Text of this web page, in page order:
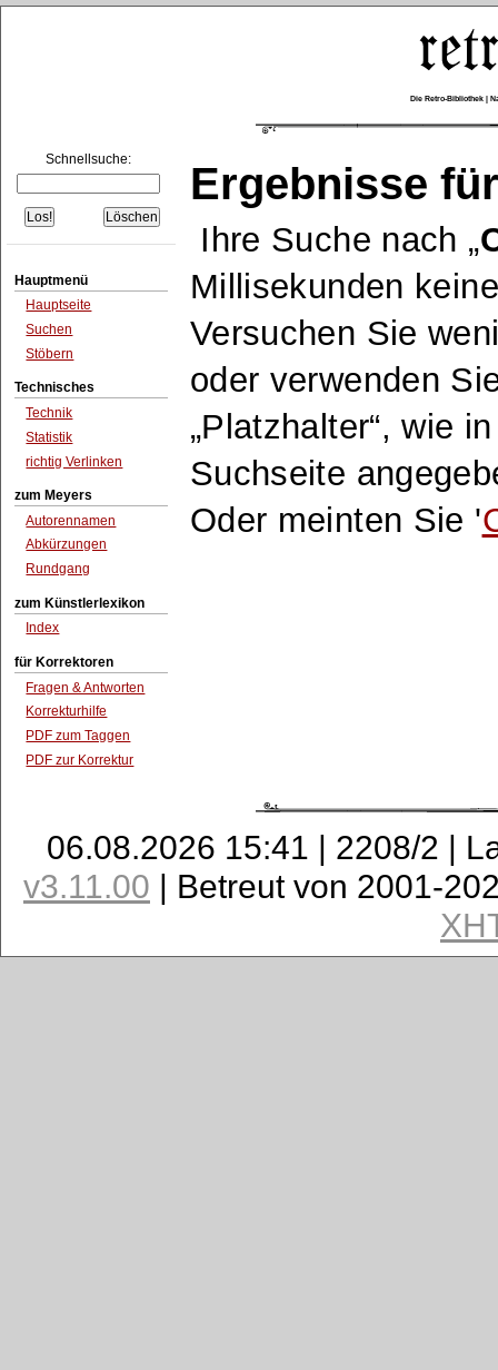
Die Retro-Bibliothek |
Schnellsuche:
Hauptmenü
Hauptseite
Suchen
Stöbern
Technisches
Technik
Statistik
richtig Verlinken
zum Meyers
Autorennamen
Abkürzungen
Rundgang
zum Künstlerlexikon
Index
für Korrektoren
Fragen & Antworten
Korrekturhilfe
PDF zum Taggen
PDF zur Korrektur
Ergebnisse
Ihre Suche nach
Millisekunden
Versuchen Sie
oder verwenden
Platzhalter , wie
Suchseite
Oder meinten Sie '
06.08.2026 15:41 | 2208/2 |
v3.11.00 | Betreut von 2001-